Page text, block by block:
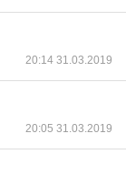
20:14 31.03.2019
20:05 31.03.2019